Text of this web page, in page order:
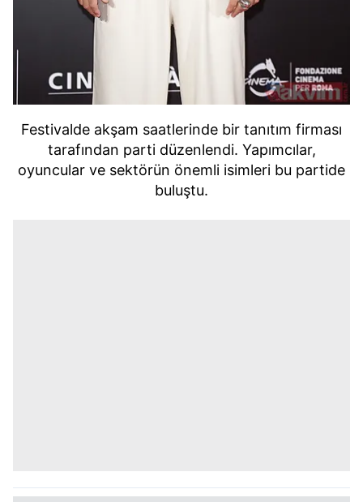
Festivalde akşam saatlerinde bir tanıtım firması
tarafından parti düzenlendi. Yapımcılar,
oyuncular ve sektörün önemli isimleri bu partide
buluştu.